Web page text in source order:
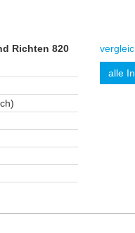
Richten 820
alle